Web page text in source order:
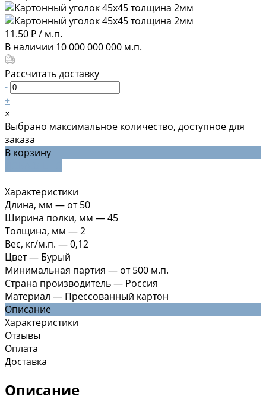
11.50 ₽/ м.п.
В наличии 10 000 000 000 м.п.
Рассчитать доставку
-
+
×
Выбрано максимальное количество, доступное для
заказа
В корзину
Характеристики
Длина, мм — от 50
Ширина полки, мм —45
Толщина, мм —2
Вес, кг/м.п. —0,12
Цвет— Бурый
Минимальная партия — от 500 м.п.
Страна производитель— Россия
Материал — Прессованный картон
Описание
Характеристики
Отзывы
Оплата
Доставка
Описание